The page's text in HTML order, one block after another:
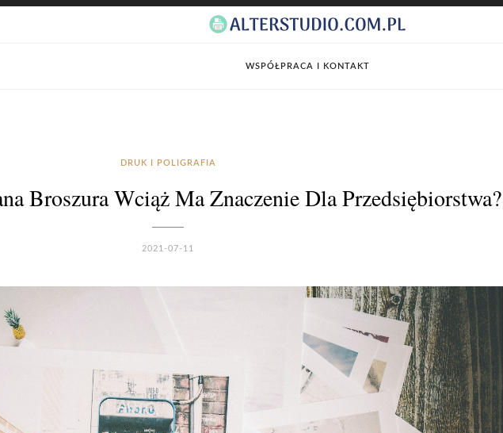
WSPÓŁPRACA I KONTAKT
DRUK I POLIGRAFIA
Broszura Wciąż Ma Znaczenie Dla Przedsiębiorstwa?
2021-07-11